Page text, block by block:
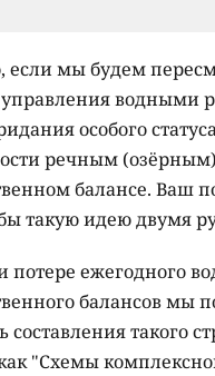
если мы будем
водными
особого
речным
балансе. Ваш
такую идею двумя
потере ежегодного
балансов мы
составления такого
"Схемы